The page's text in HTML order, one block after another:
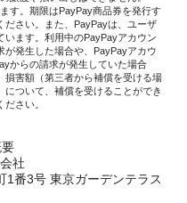
す。期限はPayPay商品券を発行す
ださい。また、PayPayは、ユーザ
います。利用中のPayPayアカウン
が発生した場合や、PayPayアカウ
からの請求が発生していた場合
損害額（第三者から補償を受ける場
ついて、補償を受けることができ
さい。
社
1番3号 東京ガーデンテラス